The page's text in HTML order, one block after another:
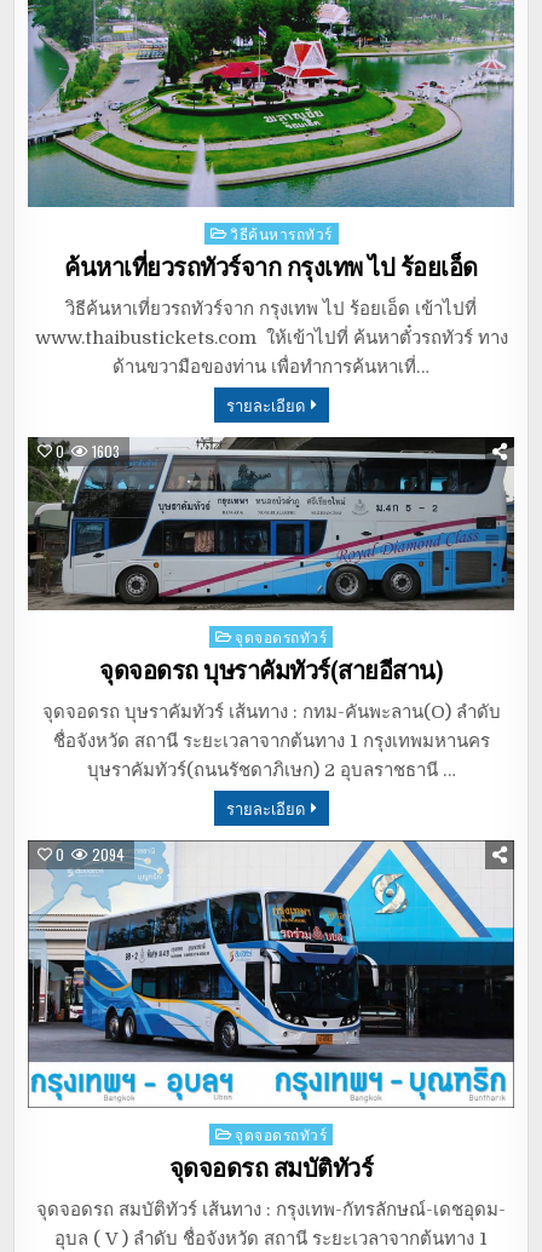
Posted
in
วิธีค้นหารถทัวร์
ค้นหาเที่ยวรถทัวร์จาก กรุงเทพ ไป ร้อยเอ็ด
วิธีค้นหาเที่ยวรถทัวร์จาก กรุงเทพ ไป ร้อยเอ็ด เข้าไปที่
www.thaibustickets.com ให้เข้าไปที่ ค้นหาตั๋วรถทัวร์ ทาง
ด้านขวามือของท่าน เพื่อทำการค้นหาเที่…
รายละเอียด
0 1603
Posted
in
จุดจอดรถทัวร์
จุดจอดรถ บุษราคัมทัวร์(สายอีสาน)
จุดจอดรถ บุษราคัมทัวร์ เส้นทาง : กทม-คันพะลาน(O) ลำดับ
ชื่อจังหวัด สถานี ระยะเวลาจากต้นทาง 1 กรุงเทพมหานคร
บุษราคัมทัวร์(ถนนรัชดาภิเษก) 2 อุบลราชธานี …
รายละเอียด
0 2094
Posted
in
จุดจอดรถทัวร์
จุดจอดรถ สมบัติทัวร์
จุดจอดรถ สมบัติทัวร์ เส้นทาง : กรุงเทพ-กัทรลักษณ์-เดชอุดม-
อุบล ( V ) ลำดับ ชื่อจังหวัด สถานี ระยะเวลาจากต้นทาง 1